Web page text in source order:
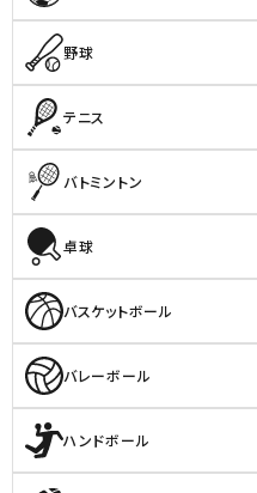
野球
テニス
バトミントン
卓球
バスケットボール
バレーボール
ハンドボール